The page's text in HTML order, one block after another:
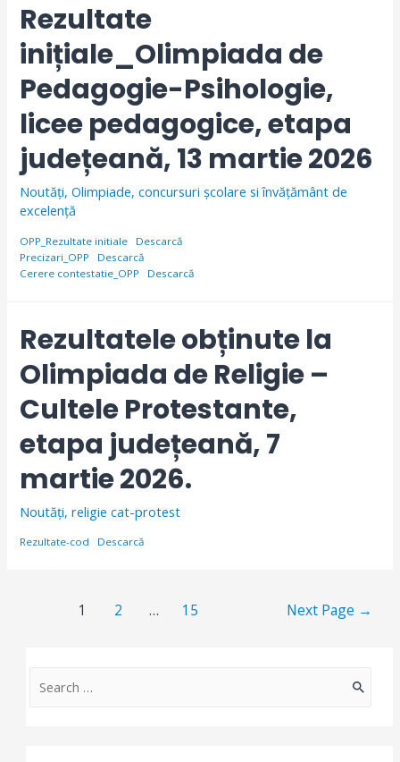
Rezultate
inițiale_Olimpiada de
Pedagogie-Psihologie,
licee pedagogice, etapa
județeană, 13 martie 2026
Noutăți,Olimpiade, concursuri școlare si învăţământ de
excelență
OPP_Rezultate initiale
Descarcă
Precizari_OPP
Descarcă
Cerere contestatie_OPP
Descarcă
Rezultatele obținute la
Olimpiada de Religie –
Cultele Protestante,
etapa județeană, 7
martie 2026.
Noutăți,religie cat-protest
Rezultate-cod Descarcă
1 2 … 15 Next Page →
S